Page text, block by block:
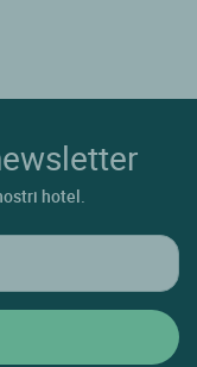
hotel.